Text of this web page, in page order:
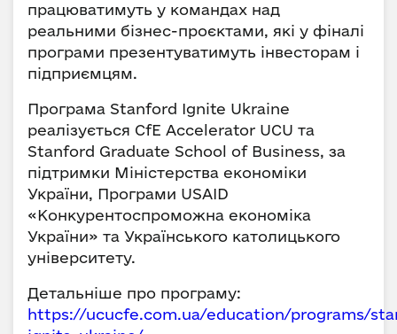
працюватимуть у командах над
реальними бізнес-проєктами, які у фіналі
програми презентуватимуть інвесторам і
підприємцям.
Програма Stanford Ignite Ukraine
реалізується CfE Accelerator UCU та
Stanford Graduate School of Business, за
підтримки Міністерства економіки
України, Програми USAID
«Конкурентоспроможна економіка
України» та Українського католицького
університету.
Детальніше про програму:
https://ucucfe.com.ua/education/programs/